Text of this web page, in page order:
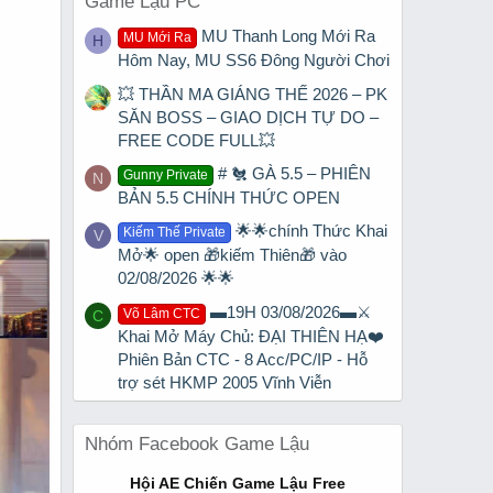
H MU Mới Ra
MU Thanh Long Mới Ra
Hôm Nay, MU SS6 Đông Người Chơi
💥 THẦN MA GIÁNG THẾ 2026 – PK
SĂN BOSS – GIAO DỊCH TỰ DO –
FREE CODE FULL💥
N Gunny Private
# 🐔 GÀ 5.5 – PHIÊN
BẢN 5.5 CHÍNH THỨC OPEN
V Kiếm Thế Private
🌟🌟chính Thức Khai
Mở🌟 open 🎁kiếm Thiên🎁 vào
02/08/2026 🌟🌟
C Võ Lâm CTC
▬19H 03/08/2026▬⚔️
Khai Mở Máy Chủ: ĐẠI THIÊN HẠ❤️
Phiên Bản CTC - 8 Acc/PC/IP - Hỗ
trợ sét HKMP 2005 Vĩnh Viễn
Nhóm Facebook Game Lậu
Hội AE Chiến Game Lậu Free